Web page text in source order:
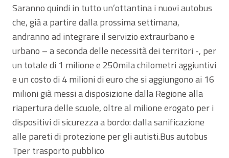
Saranno quindi in tutto un’ottantina i nuovi autobus
che, già a partire dalla prossima settimana,
andranno ad integrare il servizio extraurbano e
urbano – a seconda delle necessità dei territori -, per
un totale di 1 milione e 250mila chilometri aggiuntivi
e un costo di 4 milioni di euro che si aggiungono ai 16
milioni già messi a disposizione dalla Regione alla
riapertura delle scuole, oltre al milione erogato per i
dispositivi di sicurezza a bordo: dalla sanificazione
alle pareti di protezione per gli autisti.Bus autobus
Tper trasporto pubblico